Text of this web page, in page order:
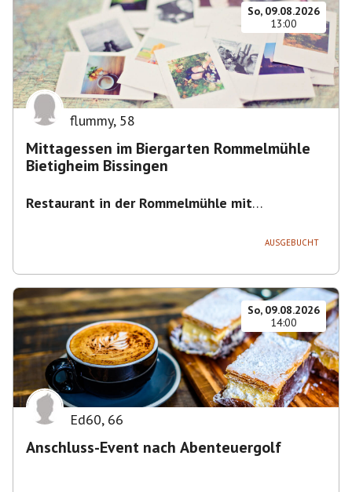
So, 09.08.2026
13:00
flummy, 58
Mittagessen im Biergarten Rommelmühle
Bietigheim Bissingen
Restaurant in der Rommelmühle mit
AUSGEBUCHT
So, 09.08.2026
14:00
Ed60, 66
Anschluss-Event nach Abenteuergolf